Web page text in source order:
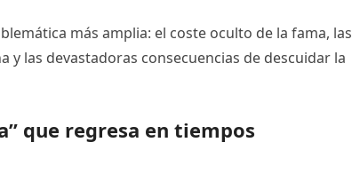
más amplia: el coste oculto de la fama, las
las devastadoras consecuencias de descuidar la
que regresa en tiempos